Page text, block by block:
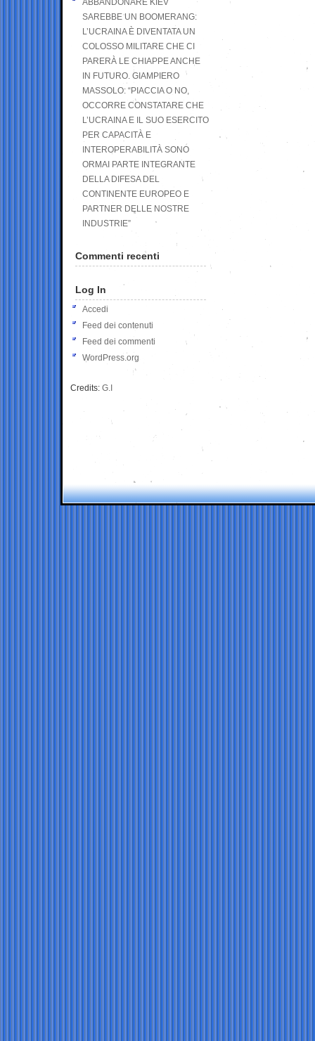
ABBANDONARE KIEV
SAREBBE UN BOOMERANG:
L’UCRAINA È DIVENTATA UN
COLOSSO MILITARE CHE CI
PARERÀ LE CHIAPPE ANCHE
IN FUTURO. GIAMPIERO
MASSOLO: “PIACCIA O NO,
OCCORRE CONSTATARE CHE
L’UCRAINA E IL SUO ESERCITO
PER CAPACITÀ E
INTEROPERABILITÀ SONO
ORMAI PARTE INTEGRANTE
DELLA DIFESA DEL
CONTINENTE EUROPEO E
PARTNER DELLE NOSTRE
INDUSTRIE”
Commenti recenti
Log In
Accedi
Feed dei contenuti
Feed dei commenti
WordPress.org
Credits: G.I